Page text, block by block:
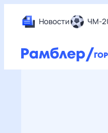
Новости ЧМ-